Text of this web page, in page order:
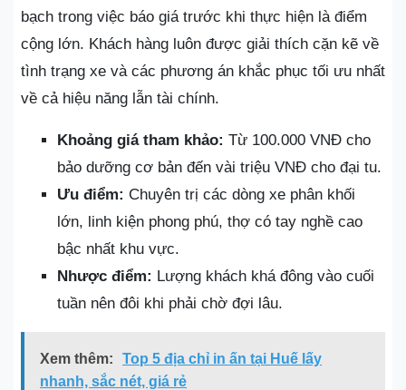
bạch trong việc báo giá trước khi thực hiện là điểm
cộng lớn. Khách hàng luôn được giải thích cặn kẽ về
tình trạng xe và các phương án khắc phục tối ưu nhất
về cả hiệu năng lẫn tài chính.
Khoảng giá tham khảo: Từ 100.000 VNĐ cho
bảo dưỡng cơ bản đến vài triệu VNĐ cho đại tu.
Ưu điểm: Chuyên trị các dòng xe phân khối
lớn, linh kiện phong phú, thợ có tay nghề cao
bậc nhất khu vực.
Nhược điểm: Lượng khách khá đông vào cuối
tuần nên đôi khi phải chờ đợi lâu.
Xem thêm:
Top 5 địa chỉ in ấn tại Huế lấy
nhanh, sắc nét, giá rẻ